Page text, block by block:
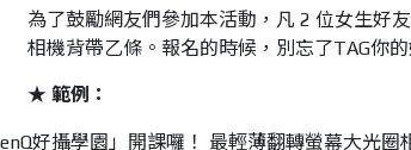
為了鼓勵網友們參加本活動，凡 2 位女生好
相機背帶乙條。報名的時候，別忘了TAG你的
★ 範例：